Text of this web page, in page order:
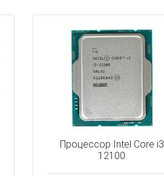
Процессор Intel Core i3
12100